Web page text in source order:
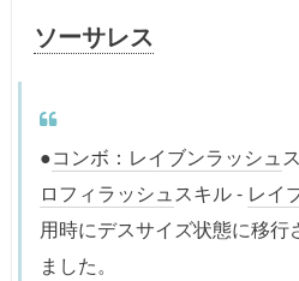
ソーサレス
●コンボ：レイブンラッシュ
ロフィラッシュスキル - レイ
用時にデスサイズ状態に移
ました。